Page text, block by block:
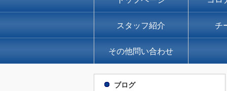
スタッフ紹介 チ
その他問い合わせ
ブログ